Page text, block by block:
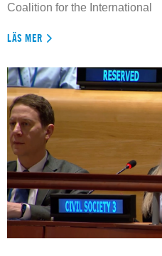
Coalition for the International
LÄS MER